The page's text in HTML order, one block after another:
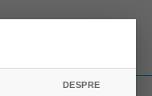
DESPRE